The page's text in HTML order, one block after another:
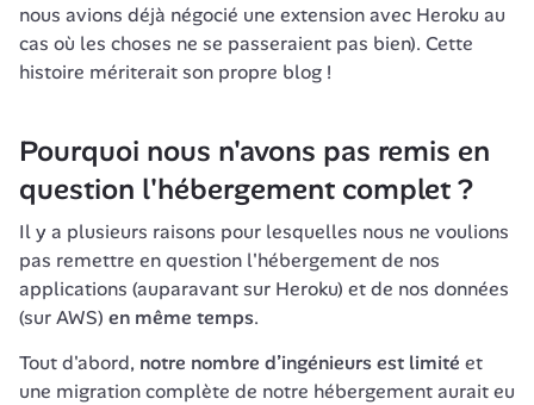
nous avions déjà négocié une extension avec Heroku au
cas où les choses ne se passeraient pas bien). Cette
histoire mériterait son propre blog !
Pourquoi nous n'avons pas remis en
question l'hébergement complet ?
Il y a plusieurs raisons pour lesquelles nous ne voulions
pas remettre en question l'hébergement de nos
applications (auparavant sur Heroku) et de nos données
(sur AWS) en même temps.
Tout d'abord, notre nombre d’ingénieurs est limité et
une migration complète de notre hébergement aurait eu